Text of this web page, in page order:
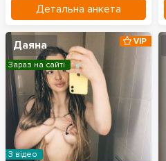
Детальна анкета
Даяна VIP
Зараз на сайті
З відео